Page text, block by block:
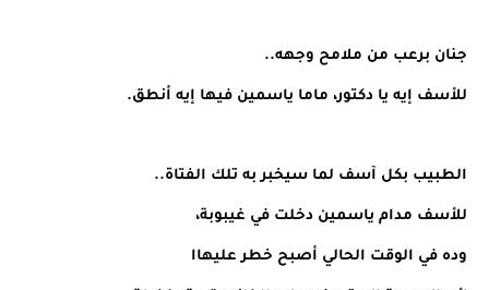
جنان برعب من ملامح وجهه..
للأسف إيه يا دكتور، ماما ياسمين فيها إيه أنطق.
الطبيب بكل آسف لما سيخبر به تلك الفتاة..
للأسف مدام ياسمين دخلت في غيبوبة،
وده في الوقت الحالي أصبح خطر عليهاا